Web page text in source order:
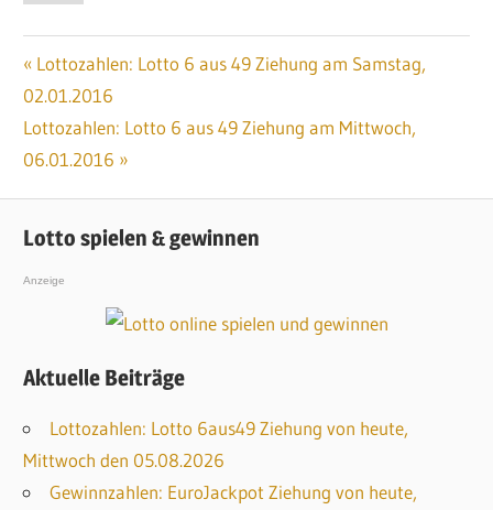
Beitragsnavigation
Vorheriger
Beitrag:
Lottozahlen: Lotto 6 aus 49 Ziehung am Samstag,
02.01.2016
Nächster
Beitrag:
Lottozahlen: Lotto 6 aus 49 Ziehung am Mittwoch,
06.01.2016
Lotto spielen & gewinnen
Anzeige
Aktuelle Beiträge
Lottozahlen: Lotto 6aus49 Ziehung von heute,
Mittwoch den 05.08.2026
Gewinnzahlen: EuroJackpot Ziehung von heute,